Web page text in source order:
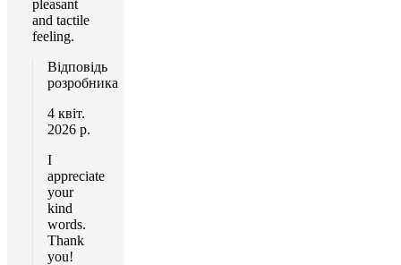
pleasant
and tactile
feeling.
Відповідь
розробника
4 квіт.
2026 р.
I
appreciate
your
kind
words.
Thank
you!